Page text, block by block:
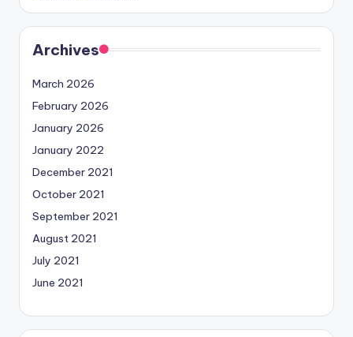
Archives
March 2026
February 2026
January 2026
January 2022
December 2021
October 2021
September 2021
August 2021
July 2021
June 2021